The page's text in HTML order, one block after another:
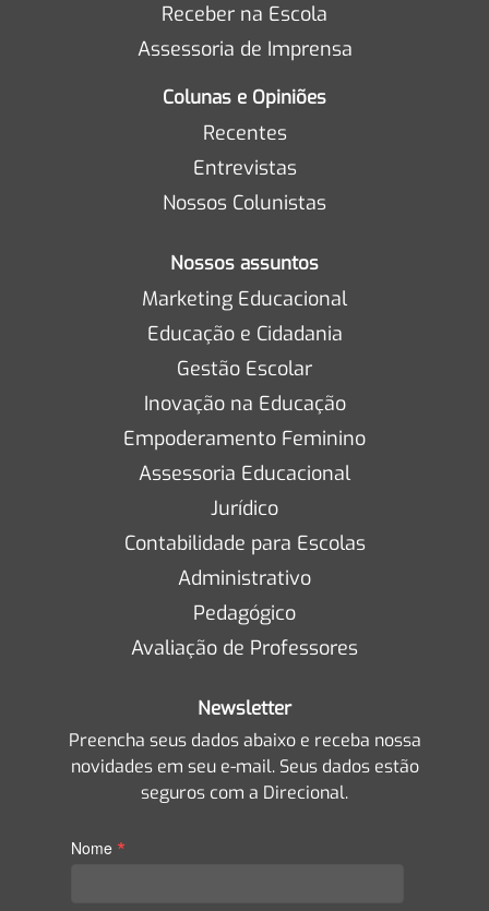
Receber na Escola
Assessoria de Imprensa
Colunas e Opiniões
Recentes
Entrevistas
Nossos Colunistas
Nossos assuntos
Marketing Educacional
Educação e Cidadania
Gestão Escolar
Inovação na Educação
Empoderamento Feminino
Assessoria Educacional
Jurídico
Contabilidade para Escolas
Administrativo
Pedagógico
Avaliação de Professores
Newsletter
Preencha seus dados abaixo e receba nossa
novidades em seu e-mail. Seus dados estão
seguros com a Direcional.
Nome *